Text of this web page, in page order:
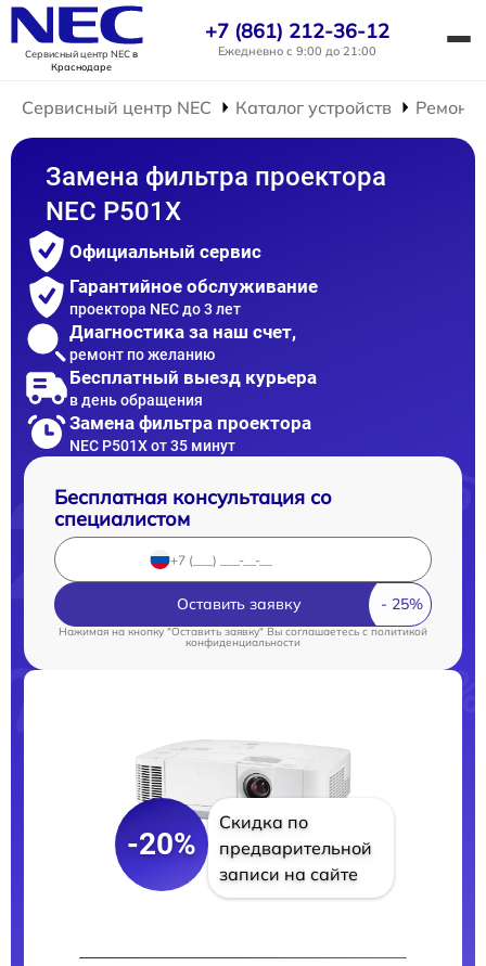
Сервисный центр NECв
Краснодаре
+7 (861) 212-36-12
Ежедневно с 9:00 до 21:00
Сервисный центр NEC Каталог устройств Ремонт
Замена фильтра проектора
NEC P501X
Официальный сервис
Гарантийное обслуживание
проектора NEC до 3 лет
Диагностика за наш счет,
ремонт по желанию
Бесплатный выезд курьера
в день обращения
Замена фильтра проектора
NEC P501X от 35 минут
Бесплатная консультация со
специалистом
Оставить заявку
Нажимая на кнопку "Оставить заявку" Вы соглашаетесь cполитикой
конфиденциальности
-20%
Скидка по
предварительной
записи на сайте